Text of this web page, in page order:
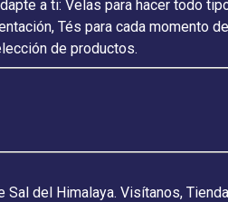
a ti: Velas para hacer todo
Tés para cada momento
de productos.
del Himalaya. Visítanos,